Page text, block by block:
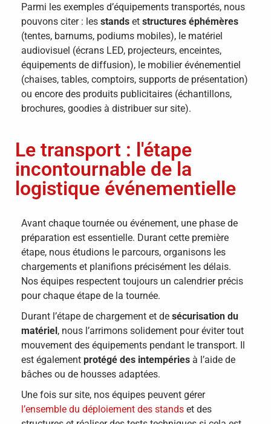
Parmi les exemples d’équipements transportés, nous
pouvons citer : les stands et structures éphémères
(tentes, barnums, podiums mobiles), le matériel
audiovisuel (écrans LED, projecteurs, enceintes,
équipements de diffusion), le mobilier événementiel
(chaises, tables, comptoirs, supports de présentation)
ou encore des produits publicitaires (échantillons,
brochures, goodies à distribuer sur site).
Le transport : l'étape
incontournable de la
logistique événementielle
Avant chaque tournée ou événement, une phase de
préparation est essentielle. Durant cette première
étape, nous étudions le parcours, organisons les
chargements et planifions précisément les délais.
Nos équipes respectent toujours un calendrier précis
pour chaque étape de la tournée.
Durant l’étape de chargement et de sécurisation du
matériel, nous l’arrimons solidement pour éviter tout
mouvement des équipements pendant le transport. Il
est également protégé des intempéries à l’aide de
bâches ou de housses adaptées.
Une fois sur site, nos équipes peuvent gérer
l’ensemble du déploiement des stands et des